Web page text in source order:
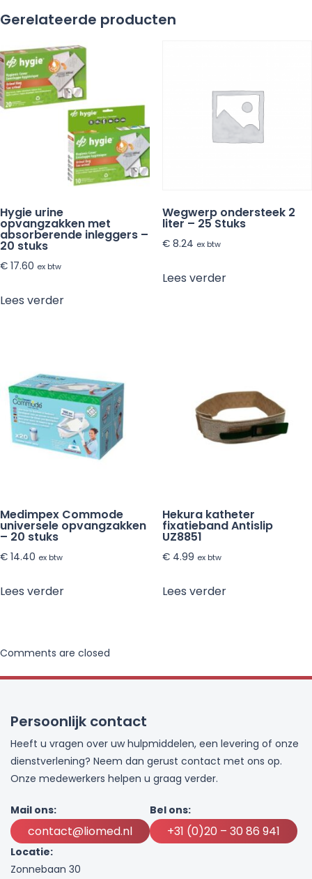
aantal
Gerelateerde producten
Hygie urine
opvangzakken met
absorberende inleggers –
20 stuks
€ 17.60 ex btw
Lees verder
Wegwerp ondersteek 2
liter – 25 Stuks
€8.24 ex btw
Lees verder
Medimpex Commode
universele opvangzakken
– 20 stuks
€ 14.40 ex btw
Lees verder
Hekura katheter
fixatieband Antislip
UZ8851
€4.99 ex btw
Lees verder
Comments are closed
Persoonlijk contact
Heeft u vragen over uw hulpmiddelen, een levering of onze
dienstverlening? Neem dan gerust contact met ons op.
Onze medewerkers helpen u graag verder.
Mail ons:
contact@liomed.nl
Bel ons:
+31 (0)20 – 30 86 941
Locatie:
Zonnebaan 30